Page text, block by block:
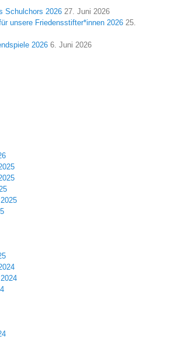
Schulchors 2026 27. Juni 2026
unsere Friedensstifter*innen 2026 25.
2026 6. Juni 2026